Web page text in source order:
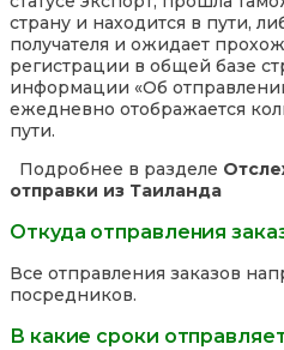
страну и находится в пути,
получателя и ожидает
регистрации в общей базе
информации «Об
ежедневно отображается
пути.
Подробнее в разделе
отправки из Таиланда
Откуда отправления
Все отправления заказов
посредников.
В какие сроки